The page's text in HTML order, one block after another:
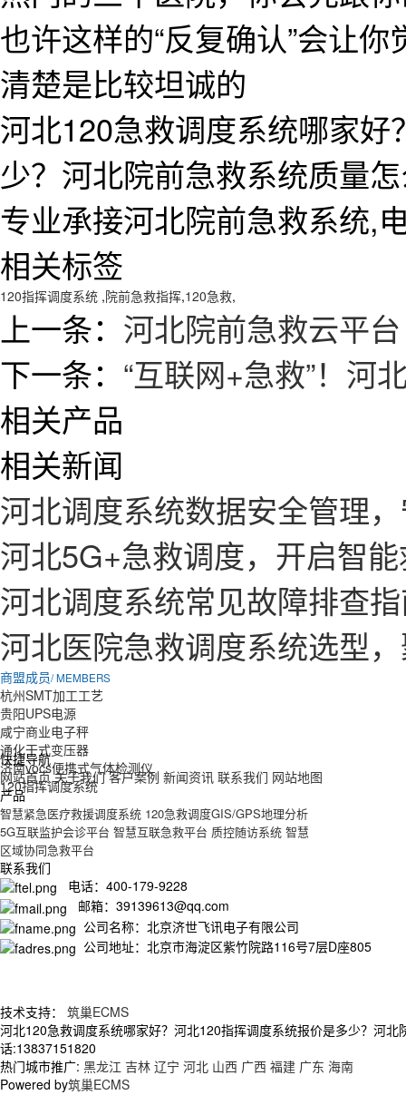
也许这样的“反复确认”会让
清楚是比较坦诚的
河北120急救调度系统哪家
少？河北院前急救系统质量
专业承接河北院前急救系统,
相关标签
120指挥调度系统 ,院前急救指挥,120急救,
上一条： 河北院前急救云平台
下一条： “互联网+急救”！河
相关产品
相关新闻
河北调度系统数据安全管理
河北5G+急救调度，开启智
河北调度系统常见故障排查
河北医院急救调度系统选型
商盟成员/ MEMBERS
杭州SMT加工工艺
贵阳UPS电源
咸宁商业电子秤
通化干式变压器
济南vocs便携式气体检测仪
120指挥调度系统
快捷导航
网站首页 关于我们 客户案例 新闻资讯 联系我们 网站地图
产品
智慧紧急医疗救援调度系统 120急救调度GIS/GPS地理分析
5G互联监护会诊平台 智慧互联急救平台 质控随访系统 智慧
区域协同急救平台
联系我们
电话：400-179-9228
邮箱：39139613@qq.com
公司名称：北京济世飞讯电子有限公司
公司地址：北京市海淀区紫竹院路116号7层D座805
技术支持： 筑巢ECMS
河北120急救调度系统哪家好？河北120指挥调度系统报价是多少？河
话:13837151820
热门城市推广: 黑龙江 吉林 辽宁 河北 山西 广西 福建 广东 海南
Powered by筑巢ECMS